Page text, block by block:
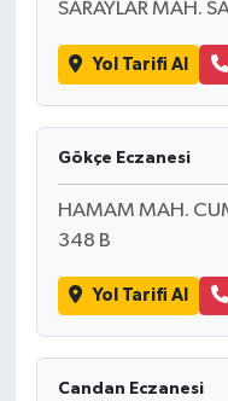
SARAYLAR MAH.
Yol Tarifi Al
Gökçe Eczanesi
HAMAM MAH.
348 B
Yol Tarifi Al
Candan Eczanesi